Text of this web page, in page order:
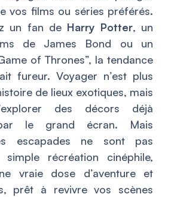
vos films ou séries préférés.
un fan de Harry Potter, un
de James Bond ou un
of Thrones”, la tendance
fureur. Voyager n’est plus
de lieux exotiques, mais
des décors déjà
le grand écran. Mais
escapades ne sont pas
simple récréation cinéphile,
vraie dose d’aventure et
prêt à revivre vos scènes